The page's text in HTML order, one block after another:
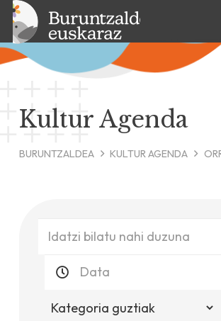
Kultur Agenda
BURUNTZALDEA KULTUR AGENDA